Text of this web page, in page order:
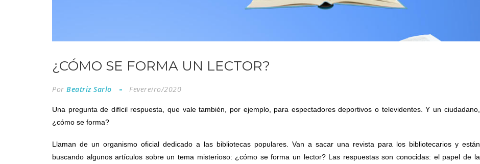
¿CÓMO SE FORMA UN LECTOR?
Por Beatriz Sarlo Fevereiro/2020
Una pregunta de difícil respuesta, que vale también, por ejemplo, para espectadores deportivos o televidentes. Y un ciudadano,
¿cómo se forma?
Llaman de un organismo oficial dedicado a las bibliotecas populares. Van a sacar una revista para los bibliotecarios y están
buscando algunos artículos sobre un tema misterioso: ¿cómo se forma un lector? Las respuestas son conocidas: el papel de la